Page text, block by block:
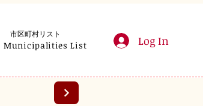
Municipalities List Log In
市区町村リスト